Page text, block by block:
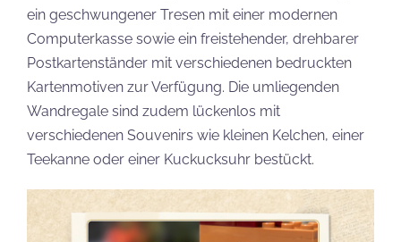
ein geschwungener Tresen mit einer modernen
Computerkasse sowie ein freistehender, drehbarer
Postkartenständer mit verschiedenen bedruckten
Kartenmotiven zur Verfügung. Die umliegenden
Wandregale sind zudem lückenlos mit
verschiedenen Souvenirs wie kleinen Kelchen, einer
Teekanne oder einer Kuckucksuhr bestückt.